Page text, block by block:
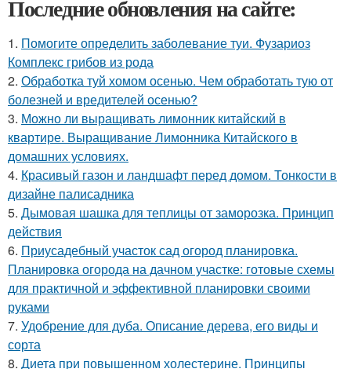
Последние обновления на сайте:
1. Помогите определить заболевание туи. Фузариоз
Комплекс грибов из рода
2. Обработка туй хомом осенью. Чем обработать тую от
болезней и вредителей осенью?
3. Можно ли выращивать лимонник китайский в
квартире. Выращивание Лимонника Китайского в
домашних условиях.
4. Красивый газон и ландшафт перед домом. Тонкости в
дизайне палисадника
5. Дымовая шашка для теплицы от заморозка. Принцип
действия
6. Приусадебный участок сад огород планировка.
Планировка огорода на дачном участке: готовые схемы
для практичной и эффективной планировки своими
руками
7. Удобрение для дуба. Описание дерева, его виды и
сорта
8. Диета при повышенном холестерине. Принципы